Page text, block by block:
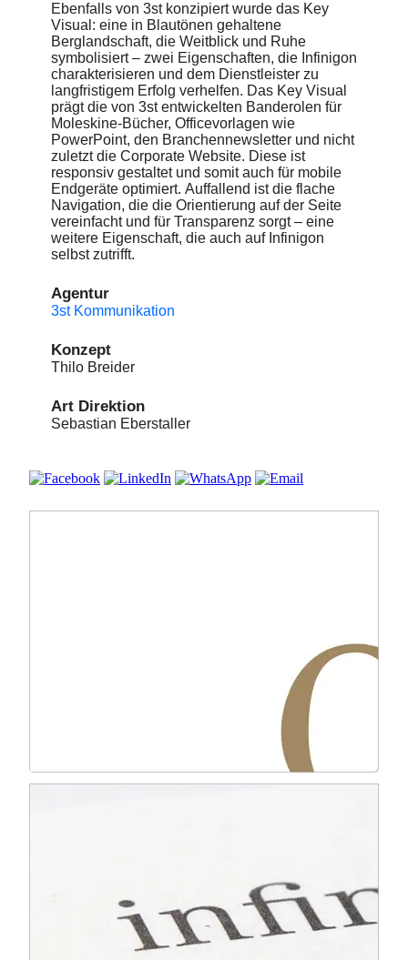
Ebenfalls von 3st konzipiert wurde das Key
Visual: eine in Blautönen gehaltene
Berglandschaft, die Weitblick und Ruhe
symbolisiert – zwei Eigenschaften, die Infinigon
charakterisieren und dem Dienstleister zu
langfristigem Erfolg verhelfen. Das Key Visual
prägt die von 3st entwickelten Banderolen für
Moleskine-Bücher, Officevorlagen wie
PowerPoint, den Branchennewsletter und nicht
zuletzt die Corporate Website. Diese ist
responsiv gestaltet und somit auch für mobile
Endgeräte optimiert. Auffallend ist die flache
Navigation, die die Orientierung auf der Seite
vereinfacht und für Transparenz sorgt – eine
weitere Eigenschaft, die auch auf Infinigon
selbst zutrifft.
Agentur
3st Kommunikation
Konzept
Thilo Breider
Art Direktion
Sebastian Eberstaller